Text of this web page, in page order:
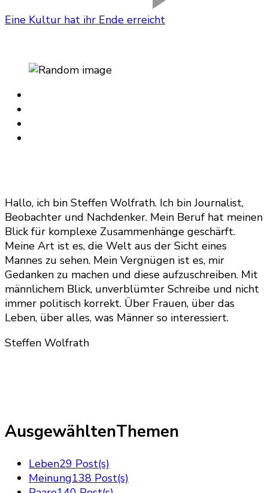
Eine Kultur hat ihr Ende erreicht
Hallo, ich bin Steffen Wolfrath. Ich bin Journalist,
Beobachter und Nachdenker. Mein Beruf hat meinen
Blick für komplexe Zusammenhänge geschärft.
Meine Art ist es, die Welt aus der Sicht eines
Mannes zu sehen. Mein Vergnügen ist es, mir
Gedanken zu machen und diese aufzuschreiben. Mit
männlichem Blick, unverblümter Schreibe und nicht
immer politisch korrekt. Über Frauen, über das
Leben, über alles, was Männer so interessiert.
Steffen Wolfrath
AusgewähltenThemen
Leben29 Post(s)
Meinung138 Post(s)